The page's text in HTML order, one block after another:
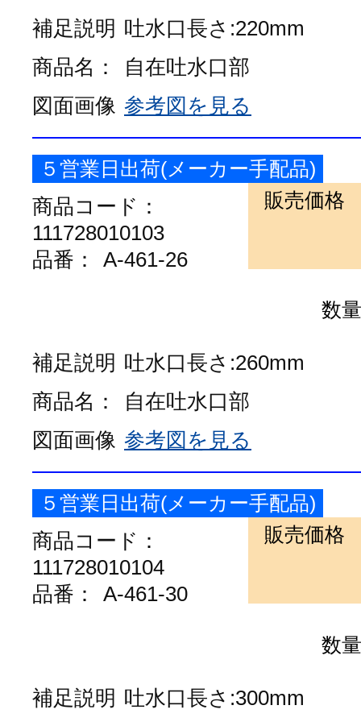
補足説明 吐水口長さ:220mm
商品名：
自在吐水口部
図面画像 参考図を見る
５営業日出荷(メーカー手配品)
商品コード：
111728010103
品番：
A-461-26
販売価格
数量
補足説明 吐水口長さ:260mm
商品名：
自在吐水口部
図面画像 参考図を見る
５営業日出荷(メーカー手配品)
商品コード：
111728010104
品番：
A-461-30
販売価格
数量
補足説明 吐水口長さ:300mm